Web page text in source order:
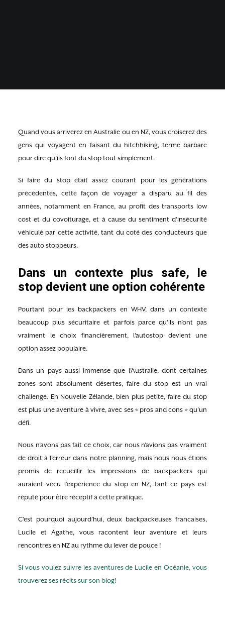
Quand vous arriverez en Australie ou en NZ, vous croiserez des
gens qui voyagent en faisant du hitchhiking, terme barbare
pour dire qu’ils font du stop tout simplement.
Si faire du stop était assez courant pour les générations
précédentes, cette façon de voyager a disparu au fil des
années, notamment en France, au profit des transports low
cost et du covoiturage, et à cause du sentiment d’insécurité
véhiculé par cette activité, tant du coté des conducteurs que
des auto stoppeurs.
Dans un contexte plus safe, le
stop devient une option cohérente
Pourtant pour les backpackers en WHV, dans un contexte
beaucoup plus sécuritaire et parfois parce qu’ils n’ont pas
vraiment le choix financièrement, l’autostop devient une
option assez populaire.
Dans un pays aussi immense que l’Australie, dont certaines
zones sont absolument désertes, faire du stop est un vrai
challenge. En Nouvelle Zélande, bien plus petite, faire du stop
est plus une aventure à vivre, avec ses « pros and cons » qu’un
défi.
Nous n’avons pas fait ce choix, car nous n’avions pas vraiment
de droit à l’erreur dans notre planning, mais nous nous étions
promis de recueillir les impressions de backpackers qui
auraient vécu l’expérience du stop en NZ, tant ce pays est
réputé pour être réceptif à cette pratique.
C’est pourquoi aujourd’hui, deux backpackeuses francaises,
Lucile et Agathe, vous racontent leur aventure et leurs
rencontres en NZ au rythme du lever de pouce !
Si vous voulez suivre les aventures de Lucile en Océanie, vous
trouverez ses récits sur son blog!